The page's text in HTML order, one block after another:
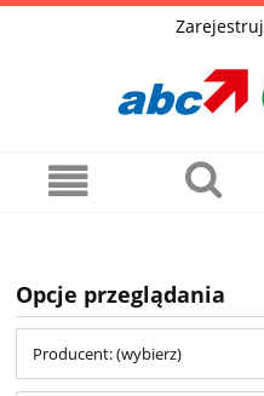
Zarejestruj
Opcje przeglądania
Producent: (wybierz)